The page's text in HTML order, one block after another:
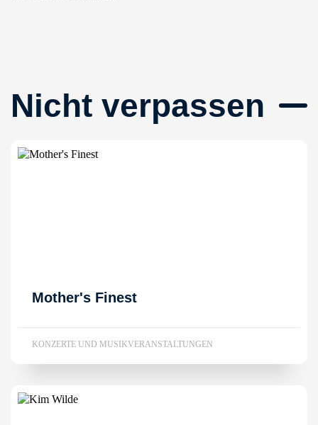
Nicht verpassen
Mother's Finest
KONZERTE UND MUSIKVERANSTALTUNGEN